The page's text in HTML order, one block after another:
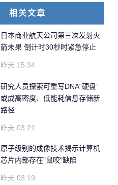
相关文章
日本商业航天公司第三次发射火
箭未果 倒计时30秒时紧急停止
昨天 15:34
研究人员探索可重写DNA“硬盘”
或成高密度、低能耗信息存储新
路径
昨天 03:21
原子级别的成像技术揭示计算机
芯片内部存在"鼠咬"缺陷
昨天 03:19